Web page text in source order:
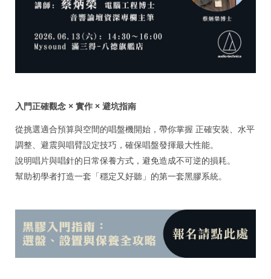
入門正確觀念 × 實作 × 避坑指南
從挑選適合預算與空間的唱盤機開始，帶你掌握 正確安裝、水平
調整、避震與唱臂設定技巧，確保唱盤發揮最大性能。
說明唱片與唱針的日常保養方式，避免造成不可逆的損耗。
幫助初學者打造一套「穩定又好聽」的第一套黑膠系統。